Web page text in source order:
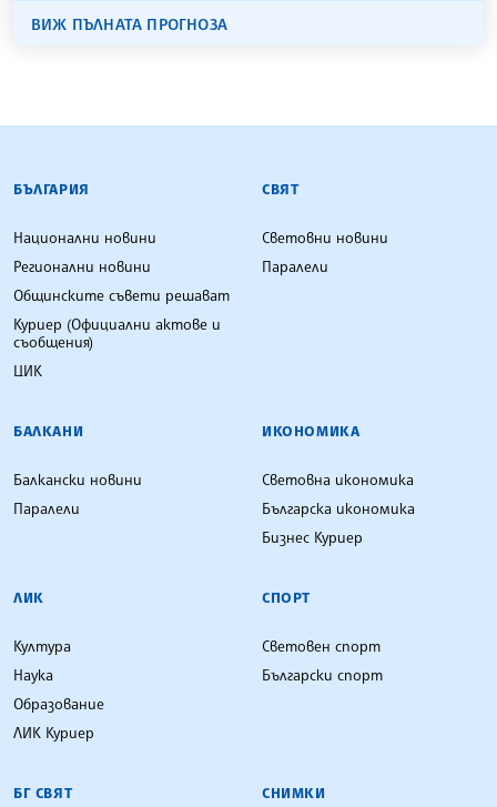
ВИЖ ПЪЛНАТА ПРОГНОЗА
БЪЛГАРСКА ТЕЛЕГРАФНА АГЕНЦИЯ
БЪЛГАРИЯ
Национални новини
Регионални новини
Общинските съвети решават
Куриер (Официални актове и
съобщения)
ЦИК
СВЯТ
Световни новини
Паралели
БАЛКАНИ
Балкански новини
Паралели
ИКОНОМИКА
Световна икономика
Българска икономика
Бизнес Куриер
ЛИК
Култура
Наука
Образование
ЛИК Куриер
СПОРТ
Световен спорт
Български спорт
БГ СВЯТ СНИМКИ